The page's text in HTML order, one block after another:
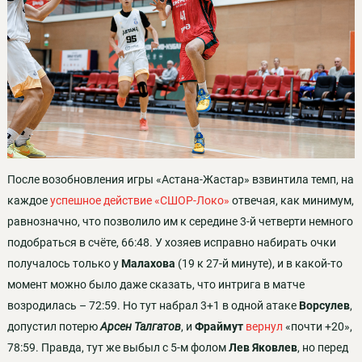
После возобновления игры «Астана-Жастар» взвинтила темп, на
каждоеуспешное действие «СШОР-Локо» отвечая, как минимум,
равнозначно, что позволило им к середине 3-й четверти немного
подобраться в счёте, 66:48. У хозяев исправно набирать очки
получалось только уМалахова (19 к 27-й минуте), и в какой-то
момент можно было даже сказать, что интрига в матче
возродилась – 72:59. Но тут набрал 3+1 в одной атакеВорсулев,
допустил потерюАрсен Талгатов, и Фраймут вернул «почти +20»,
78:59. Правда, тут же выбыл с 5-м фоломЛев Яковлев, но перед